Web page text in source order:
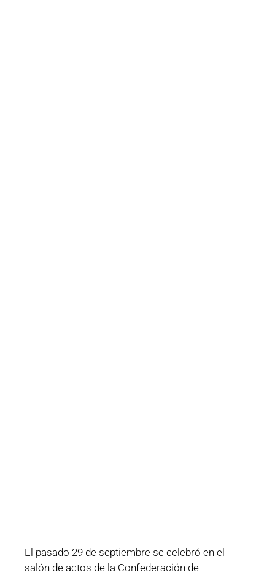
El pasado 29 de septiembre se celebró en el
salón de actos de la Confederación de